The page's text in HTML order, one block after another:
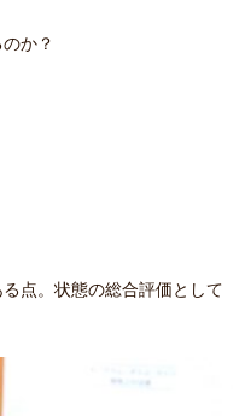
か？
点。状態の総合評価として